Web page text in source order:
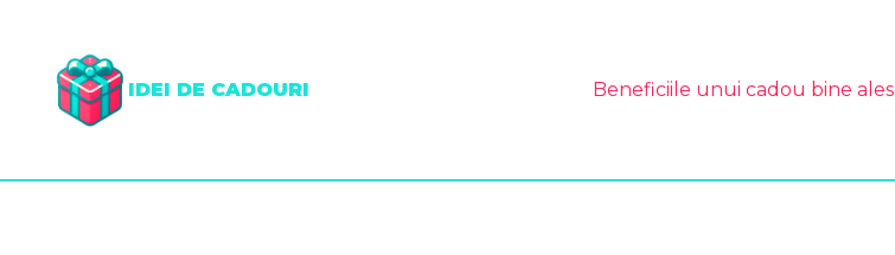
IDEI DE CADOURI Beneficiile unui cadou bine ales